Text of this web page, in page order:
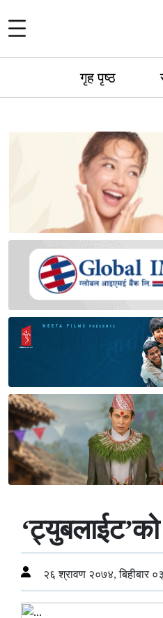
गृह पृष्ठ
२६ श्रावण २०७४, बिहीबार